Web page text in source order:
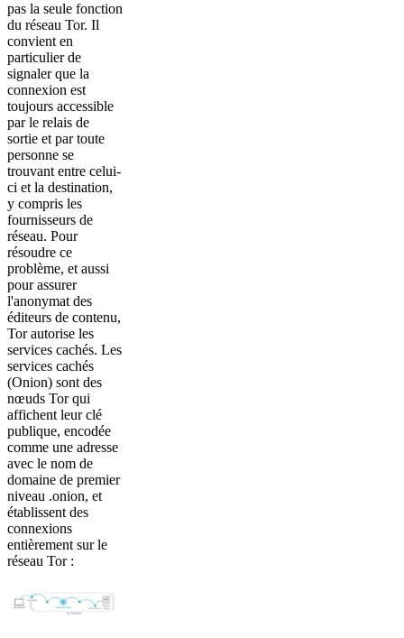
pas la seule fonction
du réseau Tor. Il
convient en
particulier de
signaler que la
connexion est
toujours accessible
par le relais de
sortie et par toute
personne se
trouvant entre celui-
ci et la destination,
y compris les
fournisseurs de
réseau. Pour
résoudre ce
problème, et aussi
pour assurer
l'anonymat des
éditeurs de contenu,
Tor autorise les
services cachés. Les
services cachés
(Onion) sont des
nœuds Tor qui
affichent leur clé
publique, encodée
comme une adresse
avec le nom de
domaine de premier
niveau .onion, et
établissent des
connexions
entièrement sur le
réseau Tor :